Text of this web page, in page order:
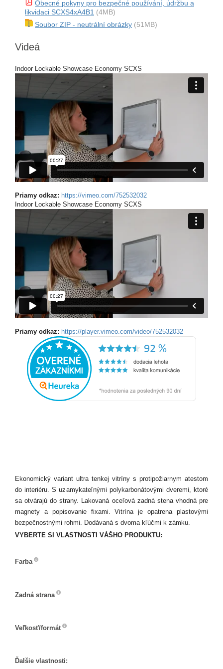
Obecné pokyny pro bezpečné používání, údržbu a
likvidaci SCXS4xA4B1 (4MB)
Soubor ZIP - neutrální obrázky (51MB)
Videá
Indoor Lockable Showcase Economy SCXS
Priamy odkaz: https://vimeo.com/752532032
Indoor Lockable Showcase Economy SCXS
Priamy odkaz: https://player.vimeo.com/video/752532032
Ekonomický variant ultra tenkej vitríny s protipožiarnym atestom
do interiéru. S uzamykateľnými polykarbonátovými dveremi, ktoré
sa otvárajú do strany. Lakovaná oceľová zadná stena vhodná pre
magnety a popisovanie fixami. Vitrína je opatrena plastovými
bezpečnostnými rohmi. Dodávaná s dvoma kľúčmi k zámku.
VYBERTE SI VLASTNOSTI VÁŠHO PRODUKTU:
Farba
Zadná strana
Veľkosť/formát
Ďalšie vlastnosti: